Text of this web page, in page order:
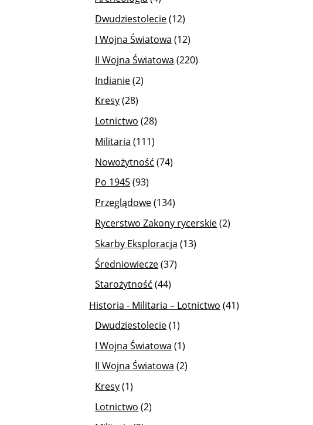
Dwudziestolecie(12)
I Wojna Światowa (12)
II Wojna Światowa (220)
Indianie(2)
Kresy(28)
Lotnictwo (28)
Militaria (111)
Nowożytność (74)
Po 1945(93)
Przeglądowe(134)
Rycerstwo Zakony rycerskie(2)
Skarby Eksploracja (13)
Średniowiecze(37)
Starożytność (44)
Historia - Militaria – Lotnictwo (41)
Dwudziestolecie(1)
I Wojna Światowa (1)
II Wojna Światowa (2)
Kresy(1)
Lotnictwo (2)